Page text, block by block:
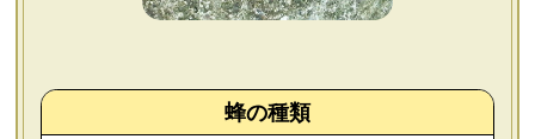
蜂の種類